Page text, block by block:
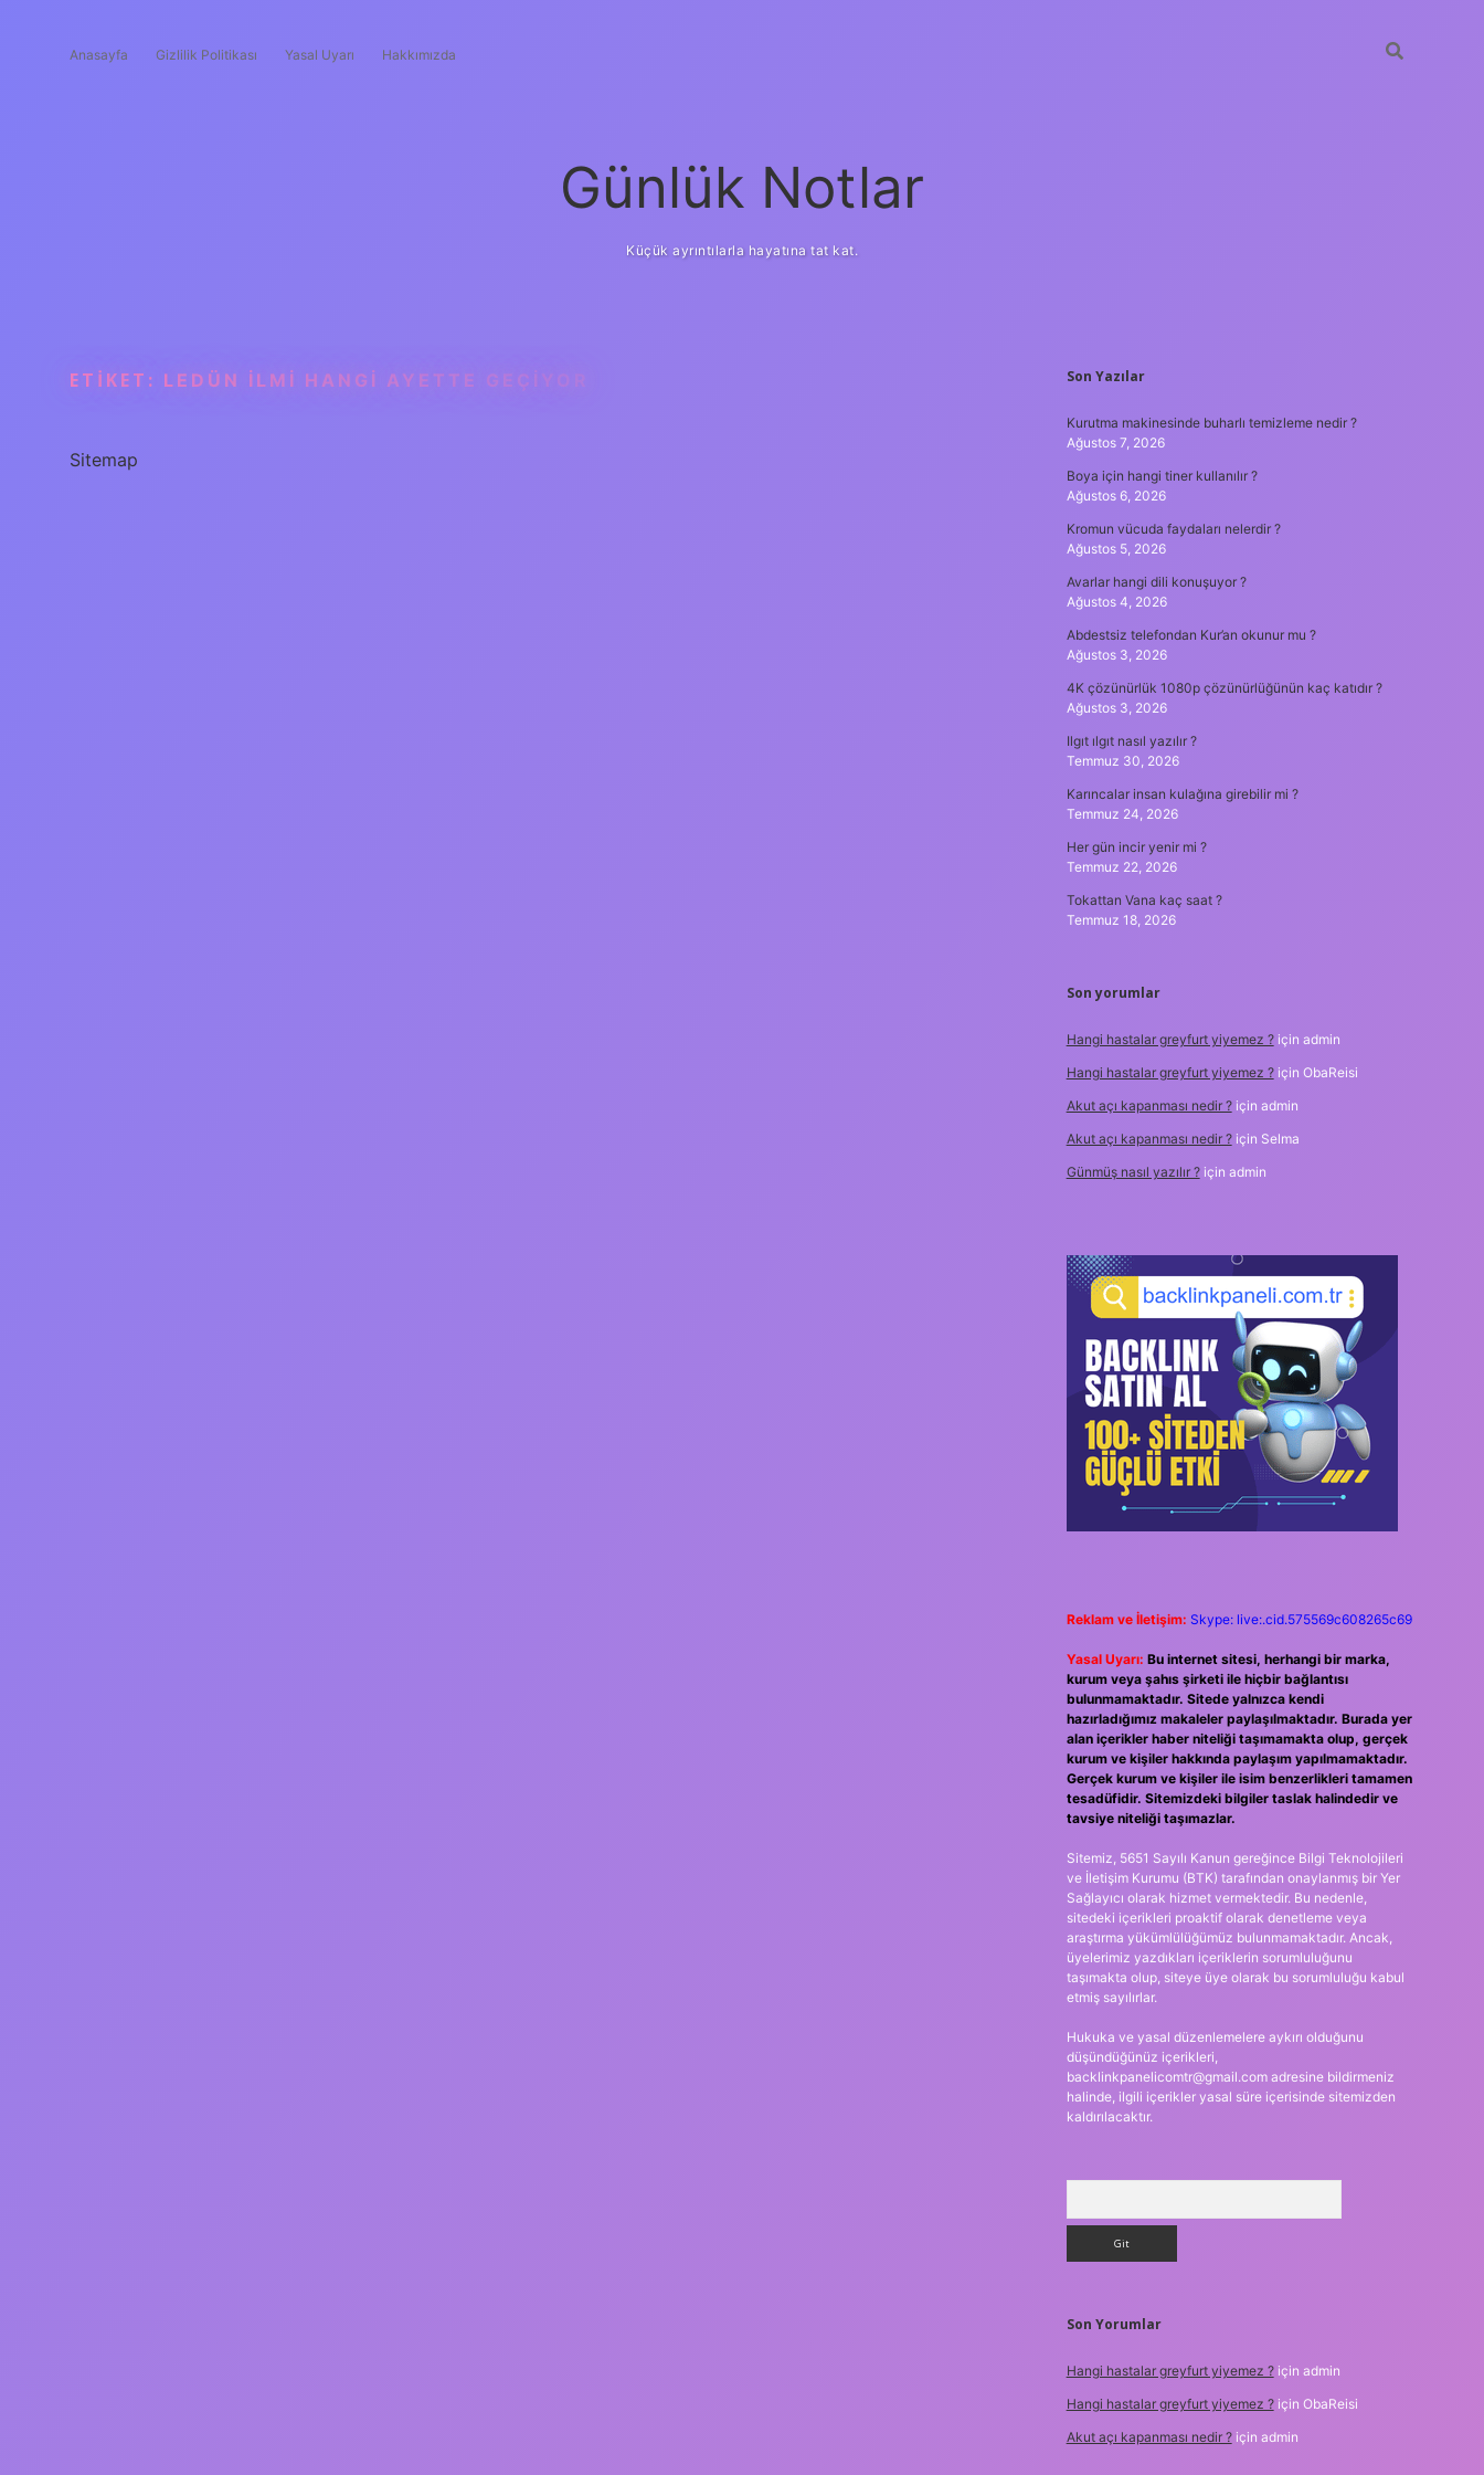
Anasayfa Gizlilik Politikası Yasal Uyarı Hakkımızda
Günlük Notlar
Küçük ayrıntılarla hayatına tat kat.
ETIKET: LEDÜN ILMI HANGI AYETTE GEÇIYOR
Sitemap
SIDEBAR
Son Yazılar
Kurutma makinesinde buharlı temizleme nedir ?
Ağustos 7, 2026
Boya için hangi tiner kullanılır ?
Ağustos 6, 2026
Kromun vücuda faydaları nelerdir ?
Ağustos 5, 2026
Avarlar hangi dili konuşuyor ?
Ağustos 4, 2026
Abdestsiz telefondan Kur’an okunur mu ?
Ağustos 3, 2026
4K çözünürlük 1080p çözünürlüğünün kaç katıdır ?
Ağustos 3, 2026
Ilgıt ılgıt nasıl yazılır ?
Temmuz 30, 2026
Karıncalar insan kulağına girebilir mi ?
Temmuz 24, 2026
Her gün incir yenir mi ?
Temmuz 22, 2026
Tokattan Vana kaç saat ?
Temmuz 18, 2026
Son yorumlar
Hangi hastalar greyfurt yiyemez ?için admin
Hangi hastalar greyfurt yiyemez ?için ObaReisi
Akut açı kapanması nedir ?için admin
Akut açı kapanması nedir ?için Selma
Günmüş nasıl yazılır ?için admin
Reklam ve İletişim: Skype: live:.cid.575569c608265c69
Yasal Uyarı: Bu internet sitesi, herhangi bir marka,
kurum veya şahıs şirketi ile hiçbir bağlantısı
bulunmamaktadır. Sitede yalnızca kendi
hazırladığımız makaleler paylaşılmaktadır. Burada yer
alan içerikler haber niteliği taşımamakta olup, gerçek
kurum ve kişiler hakkında paylaşım yapılmamaktadır.
Gerçek kurum ve kişiler ile isim benzerlikleri tamamen
tesadüfidir. Sitemizdeki bilgiler taslak halindedir ve
tavsiye niteliği taşımazlar.
Sitemiz, 5651 Sayılı Kanun gereğince Bilgi Teknolojileri
ve İletişim Kurumu (BTK) tarafından onaylanmış bir Yer
Sağlayıcı olarak hizmet vermektedir. Bu nedenle,
sitedeki içerikleri proaktif olarak denetleme veya
araştırma yükümlülüğümüz bulunmamaktadır. Ancak,
üyelerimiz yazdıkları içeriklerin sorumluluğunu
taşımakta olup, siteye üye olarak bu sorumluluğu kabul
etmiş sayılırlar.
Hukuka ve yasal düzenlemelere aykırı olduğunu
düşündüğünüz içerikleri,
backlinkpanelicomtr@gmail.comadresine bildirmeniz
halinde, ilgili içerikler yasal süre içerisinde sitemizden
kaldırılacaktır.
Son Yorumlar
Hangi hastalar greyfurt yiyemez ?için admin
Hangi hastalar greyfurt yiyemez ?için ObaReisi
Akut açı kapanması nedir ?için admin